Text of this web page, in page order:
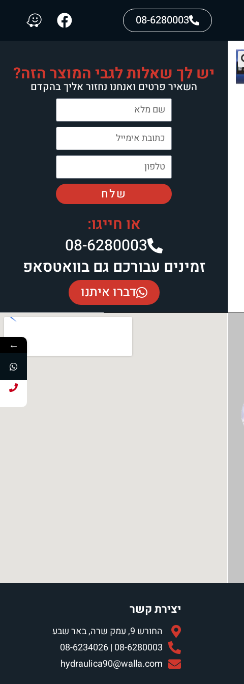
08-6280003
יש לך שאלות לגבי המוצר הזה?
השאיר פרטים ואנחנו נחזור אליך בהקדם
שלח
או חייגו:
08-6280003​
זמינים עבורכם גם בוואטסאפ
דברו איתנו
יצירת קשר
החורש 9, עמק שרה, באר שבע
08-6280003 | 08-6234026
hydraulica90@walla.com
←